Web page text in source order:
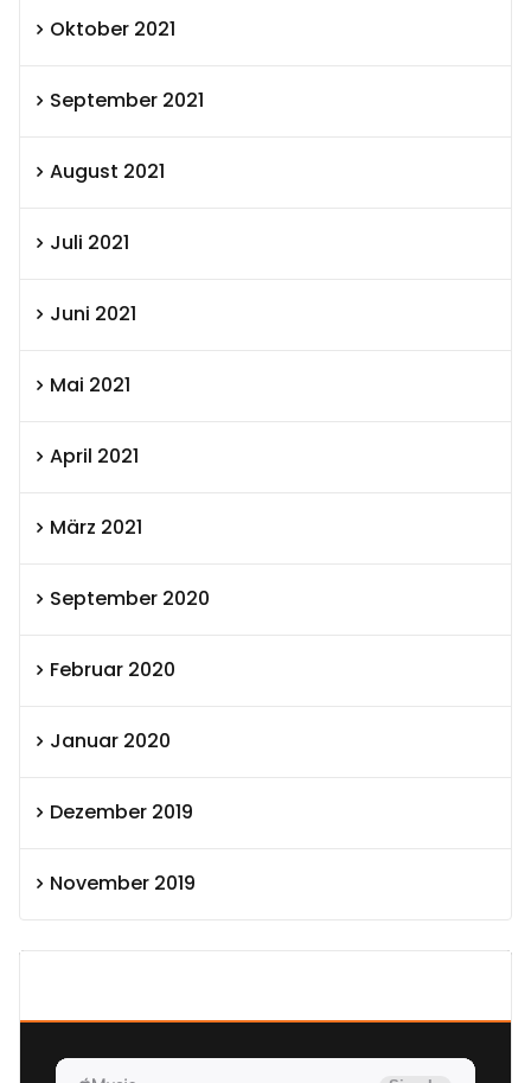
Oktober 2021
September 2021
August 2021
Juli 2021
Juni 2021
Mai 2021
April 2021
März 2021
September 2020
Februar 2020
Januar 2020
Dezember 2019
November 2019